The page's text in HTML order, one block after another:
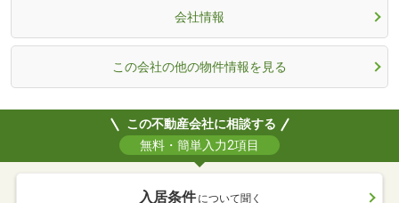
会社情報
この会社の他の物件情報を見る
この不動産会社に相談する
無料・簡単入力2項目
入居条件 について聞く